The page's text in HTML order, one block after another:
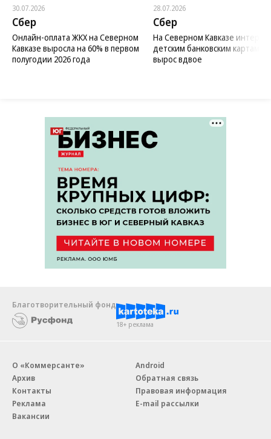
30.07.2026
Сбер
Онлайн-оплата ЖКХ на Северном
Кавказе выросла на 60% в первом
полугодии 2026 года
28.07.2026
Сбер
На Северном Кавказе интерес
детским банковским картам
вырос вдвое
Благотворительный фонд
18+ реклама
О «Коммерсанте»
Архив
Контакты
Реклама
Вакансии
Android
Обратная связь
Правовая информация
E-mail рассылки